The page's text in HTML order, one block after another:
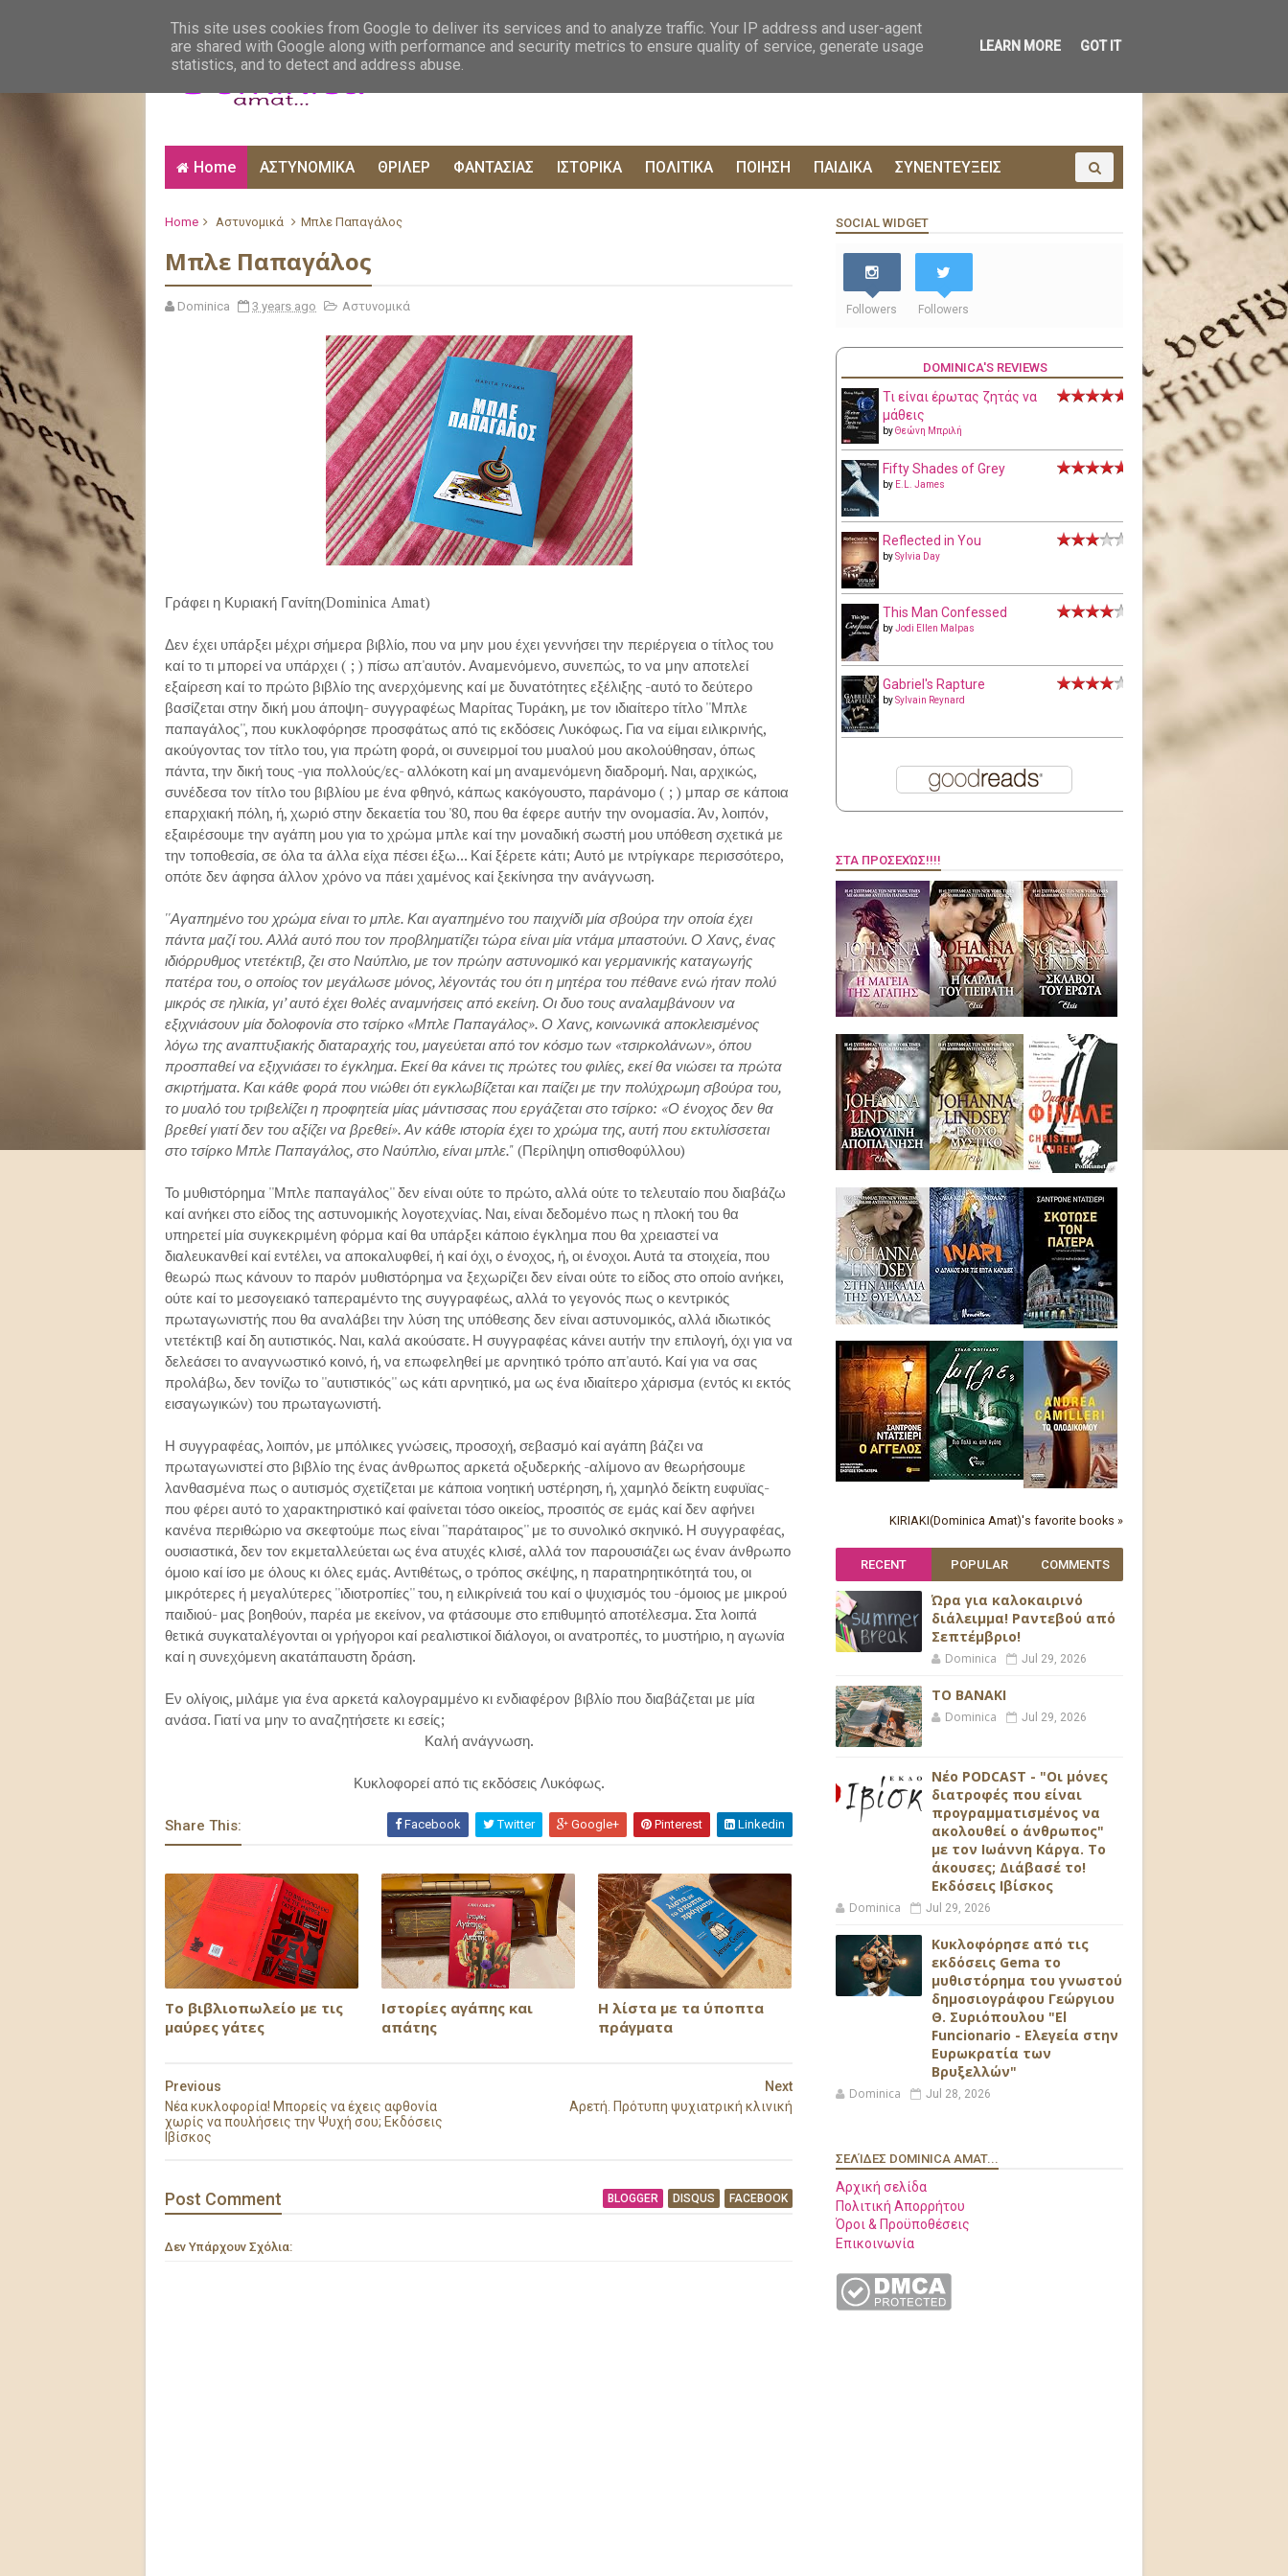
Home ΑΣΤΥΝΟΜΙΚΑ ΘΡΙΛΕΡ ΦΑΝΤΑΣΙΑΣ ΙΣΤΟΡΙΚΑ ΠΟΛΙΤΙΚΑ ΠΟΙΗΣΗ ΠΑΙΔΙΚΑ ΣΥΝΕΝΤΕΥΞΕΙΣ
Home Αστυνομικά Μπλε Παπαγάλος
Μπλε Παπαγάλος
Dominica 3 years ago Αστυνομικά
Γράφει η Κυριακή Γανίτη(Dominica Amat)
Δεν έχει υπάρξει μέχρι σήμερα βιβλίο, που να μην μου έχει γεννήσει την περιέργεια ο τίτλος του
καί το τι μπορεί να υπάρχει ( ; ) πίσω απ'αυτόν. Αναμενόμενο, συνεπώς, το να μην αποτελεί
εξαίρεση καί το πρώτο βιβλίο της ανερχόμενης καί με δυνατότητες εξέλιξης -αυτό το δεύτερο
βασίζεται στην δική μου άποψη- συγγραφέως Μαρίτας Τυράκη, με τον ιδιαίτερο τίτλο ''Μπλε
παπαγάλος'', που κυκλοφόρησε προσφάτως από τις εκδόσεις Λυκόφως. Για να είμαι ειλικρινής,
ακούγοντας τον τίτλο του, για πρώτη φορά, οι συνειρμοί του μυαλού μου ακολούθησαν, όπως
πάντα, την δική τους -για πολλούς/ες- αλλόκοτη καί μη αναμενόμενη διαδρομή. Ναι, αρχικώς,
συνέδεσα τον τίτλο του βιβλίου με ένα φθηνό, κάπως κακόγουστο, παράνομο ( ; ) μπαρ σε κάποια
επαρχιακή πόλη, ή, χωριό στην δεκαετία του '80, που θα έφερε αυτήν την ονομασία. Άν, λοιπόν,
εξαιρέσουμε την αγάπη μου για το χρώμα μπλε καί την μοναδική σωστή μου υπόθεση σχετικά με
την τοποθεσία, σε όλα τα άλλα είχα πέσει έξω... Καί ξέρετε κάτι; Αυτό με ιντρίγκαρε περισσότερο,
οπότε δεν άφησα άλλον χρόνο να πάει χαμένος καί ξεκίνησα την ανάγνωση.
''Αγαπημένο του χρώμα είναι το μπλε. Και αγαπημένο του παιχνίδι μία σβούρα την οποία έχει
πάντα μαζί του. Αλλά αυτό που τον προβληματίζει τώρα είναι μία ντάμα μπαστούνι. Ο Χανς, ένας
ιδιόρρυθμος ντετέκτιβ, ζει στο Ναύπλιο, με τον πρώην αστυνομικό και γερμανικής καταγωγής
πατέρα του, ο οποίος τον μεγάλωσε μόνος, λέγοντάς του ότι η μητέρα του πέθανε ενώ ήταν πολύ
μικρός σε ηλικία, γι’ αυτό έχει θολές αναμνήσεις από εκείνη. Οι δυο τους αναλαμβάνουν να
εξιχνιάσουν μία δολοφονία στο τσίρκο «Μπλε Παπαγάλος». Ο Χανς, κοινωνικά αποκλεισμένος
λόγω της αναπτυξιακής διαταραχής του, μαγεύεται από τον κόσμο των «τσιρκολάνων», όπου
προσπαθεί να εξιχνιάσει το έγκλημα. Εκεί θα κάνει τις πρώτες του φιλίες, εκεί θα νιώσει τα πρώτα
σκιρτήματα. Και κάθε φορά που νιώθει ότι εγκλωβίζεται και παίζει με την πολύχρωμη σβούρα του,
το μυαλό του τριβελίζει η προφητεία μίας μάντισσας που εργάζεται στο τσίρκο: «Ο ένοχος δεν θα
βρεθεί γιατί δεν του αξίζει να βρεθεί». Αν κάθε ιστορία έχει το χρώμα της, αυτή που εκτυλίσσεται
στο τσίρκο Μπλε Παπαγάλος, στο Ναύπλιο, είναι μπλε." (Περίληψη οπισθοφύλλου)
Το μυθιστόρημα ''Μπλε παπαγάλος'' δεν είναι ούτε το πρώτο, αλλά ούτε το τελευταίο που διαβάζω
καί ανήκει στο είδος της αστυνομικής λογοτεχνίας. Ναι, είναι δεδομένο πως η πλοκή του θα
υπηρετεί μία συγκεκριμένη φόρμα καί θα υπάρξει κάποιο έγκλημα που θα χρειαστεί να
διαλευκανθεί καί εντέλει, να αποκαλυφθεί, ή καί όχι, ο ένοχος, ή, οι ένοχοι. Αυτά τα στοιχεία, που
θεωρώ πως κάνουν το παρόν μυθιστόρημα να ξεχωρίζει δεν είναι ούτε το είδος στο οποίο ανήκει,
ούτε καί το μεσογειακό ταπεραμέντο της συγγραφέως, αλλά το γεγονός πως ο κεντρικός
πρωταγωνιστής που θα αναλάβει την λύση της υπόθεσης δεν είναι αστυνομικός, αλλά ιδιωτικός
ντετέκτιβ καί δη αυτιστικός. Ναι, καλά ακούσατε. Η συγγραφέας κάνει αυτήν την επιλογή, όχι για να
δελεάσει το αναγνωστικό κοινό, ή, να επωφεληθεί με αρνητικό τρόπο απ'αυτό. Καί για να σας
προλάβω, δεν τονίζω το ''αυτιστικός'' ως κάτι αρνητικό, μα ως ένα ιδιαίτερο χάρισμα (εντός κι εκτός
εισαγωγικών) του πρωταγωνιστή.
Η συγγραφέας, λοιπόν, με μπόλικες γνώσεις, προσοχή, σεβασμό καί αγάπη βάζει να
πρωταγωνιστεί στο βιβλίο της ένας άνθρωπος αρκετά οξυδερκής -αλίμονο αν θεωρήσουμε
λανθασμένα πως ο αυτισμός σχετίζεται με κάποια νοητική υστέρηση, ή, χαμηλό δείκτη ευφυϊας-
που φέρει αυτό το χαρακτηριστικό καί φαίνεται τόσο οικείος, προσιτός σε εμάς καί δεν αφήνει
κανένα περιθώριο να σκεφτούμε πως είναι ''παράταιρος'' με το συνολικό σκηνικό. Η συγγραφέας,
ουσιαστικά, δεν τον εκμεταλλεύεται ως ένα ατυχές κλισέ, αλλά τον παρουσιάζει ως έναν άνθρωπο
όμοιο καί ίσο με όλους κι όλες εμάς. Αντιθέτως, ο τρόπος σκέψης, η παρατηρητικότητά του, οι
μικρότερες ή μεγαλύτερες ''ιδιοτροπίες'' του, η ειλικρίνειά του καί ο ψυχισμός του -όμοιος με μικρού
παιδιού- μας βοηθούν, παρέα με εκείνον, να φτάσουμε στο επιθυμητό αποτέλεσμα. Στα λοιπά
θετικά συγκαταλέγονται οι γρήγοροι καί ρεαλιστικοί διάλογοι, οι ανατροπές, το μυστήριο, η αγωνία
καί η συνεχόμενη ακατάπαυστη δράση.
Εν ολίγοις, μιλάμε για ένα αρκετά καλογραμμένο κι ενδιαφέρον βιβλίο που διαβάζεται με μία
ανάσα. Γιατί να μην το αναζητήσετε κι εσείς;
Καλή ανάγνωση.
Κυκλοφορεί από τις εκδόσεις Λυκόφως.
Share This: Facebook Twitter Google+ Pinterest Linkedin
Το βιβλιοπωλείο με τις
μαύρες γάτες
Ιστορίες αγάπης και
απάτης
Η λίστα με τα ύποπτα
πράγματα
Next
Αρετή. Πρότυπη ψυχιατρική κλινική
Previous
Νέα κυκλοφορία! Μπορείς να έχεις αφθονία
χωρίς να πουλήσεις την Ψυχή σου; Εκδόσεις
Ιβίσκος
Post Comment BLOGGER DISQUS FACEBOOK
Δεν Υπάρχουν Σχόλια:
SOCIAL WIDGET
Followers Followers
DOMINICA'S REVIEWS
Τι είναι έρωτας ζητάς να
μάθεις
byΘεώνη Μπριλή
Fifty Shades of Grey
by E.L. James
Reflected in You
bySylvia Day
This Man Confessed
byJodi Ellen Malpas
Gabriel's Rapture
bySylvain Reynard
ΣΤΑ ΠΡΟΣΕΧΏΣ!!!!
KIRIAKI(Dominica Amat)'s favorite books »
RECENT POPULAR COMMENTS
Ώρα για καλοκαιρινό
διάλειμμα! Ραντεβού από
Σεπτέμβριο!
Dominica Jul 29, 2026
ΤΟ ΒΑΝΑΚΙ
Dominica Jul 29, 2026
Νέο PODCAST - "Οι μόνες
διατροφές που είναι
προγραμματισμένος να
ακολουθεί ο άνθρωπος"
με τον Ιωάννη Κάργα. Το
άκουσες; Διάβασέ το!
Εκδόσεις Ιβίσκος
Dominica Jul 29, 2026
Κυκλοφόρησε από τις
εκδόσεις Gema το
μυθιστόρημα του γνωστού
δημοσιογράφου Γεώργιου
Θ. Συριόπουλου "El
Funcionario - Ελεγεία στην
Ευρωκρατία των
Βρυξελλών"
Dominica Jul 28, 2026
ΣΕΛΊΔΕΣ DOMINICA AMAT...
Αρχική σελίδα
Πολιτική Απορρήτου
Όροι & Προϋποθέσεις
Επικοινωνία
This site uses cookies from Google to deliver its services and to analyze traffic. Your IP address and user-agent
are shared with Google along with performance and security metrics to ensure quality of service, generate usage
statistics, and to detect and address abuse.
LEARN MORE GOT IT